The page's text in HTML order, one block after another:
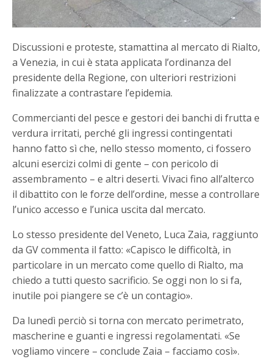
Discussioni e proteste, stamattina al mercato di Rialto,
a Venezia, in cui è stata applicata l’ordinanza del
presidente della Regione, con ulteriori restrizioni
finalizzate a contrastare l’epidemia.
Commercianti del pesce e gestori dei banchi di frutta e
verdura irritati, perché gli ingressi contingentati
hanno fatto sì che, nello stesso momento, ci fossero
alcuni esercizi colmi di gente – con pericolo di
assembramento – e altri deserti. Vivaci fino all’alterco
il dibattito con le forze dell’ordine, messe a controllare
l’unico accesso e l’unica uscita dal mercato.
Lo stesso presidente del Veneto, Luca Zaia, raggiunto
da GV commenta il fatto: «Capisco le difficoltà, in
particolare in un mercato come quello di Rialto, ma
chiedo a tutti questo sacrificio. Se oggi non lo si fa,
inutile poi piangere se c’è un contagio».
Da lunedì perciò si torna con mercato perimetrato,
mascherine e guanti e ingressi regolamentati. «Se
vogliamo vincere – conclude Zaia – facciamo così».